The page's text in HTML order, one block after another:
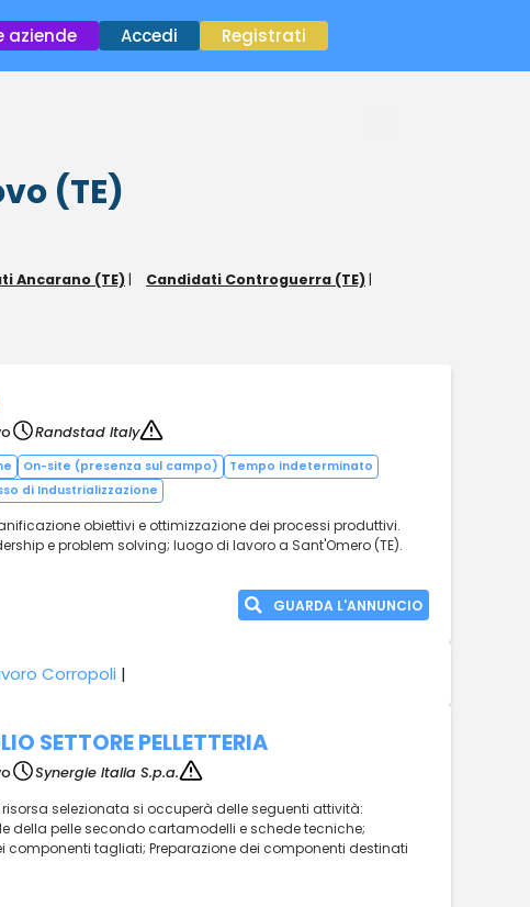
aziende Accedi Registrati
(TE)
Ancarano (TE) | Candidati Controguerra (TE) |
Randstad Italy
On-site (presenza sul campo)
Tempo indeterminato
di Industrializzazione
obiettivi e ottimizzazione dei processi produttivi.
e problem solving; luogo di lavoro a Sant'Omero (TE).
GUARDA L'ANNUNCIO
Corropoli |
SETTORE PELLETTERIA
Synergie Italia S.p.a.
La risorsa selezionata si occuperà delle seguenti attività:
della pelle secondo cartamodelli e schede tecniche;
componenti tagliati; Preparazione dei componenti destinati